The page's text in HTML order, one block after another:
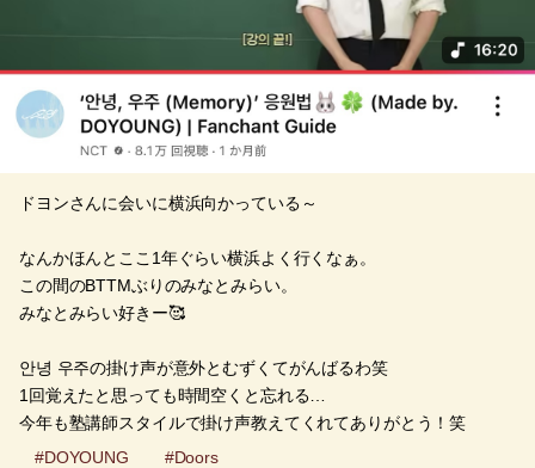
ドヨンさんに会いに横浜向かっている～
なんかほんとここ1年ぐらい横浜よく行くなぁ。
この間のBTTMぶりのみなとみらい。
みなとみらい好きー🥰
안녕 우주の掛け声が意外とむずくてがんばるわ笑
1回覚えたと思っても時間空くと忘れる…
今年も塾講師スタイルで掛け声教えてくれてありがとう！笑
#DOYOUNG
#Doors